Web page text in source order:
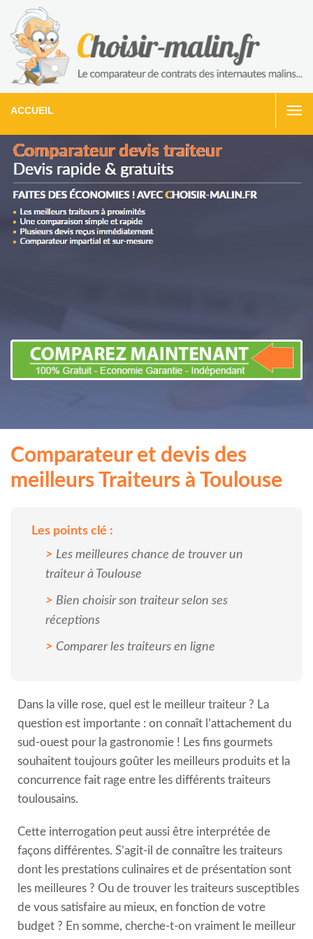
ACCUEIL
Comparateur et devis des
meilleurs Traiteurs à Toulouse
Les points clé :
Les meilleures chance de trouver un
traiteur à Toulouse
Bien choisir son traiteur selon ses
réceptions
Comparer les traiteurs en ligne
Dans la ville rose, quel est le meilleur traiteur ? La
question est importante : on connaît l’attachement du
sud-ouest pour la gastronomie ! Les fins gourmets
souhaitent toujours goûter les meilleurs produits et la
concurrence fait rage entre les différents traiteurs
toulousains.
Cette interrogation peut aussi être interprétée de
façons différentes. S’agit-il de connaître les traiteurs
dont les prestations culinaires et de présentation sont
les meilleures ? Ou de trouver les traiteurs susceptibles
de vous satisfaire au mieux, en fonction de votre
budget ? En somme, cherche-t-on vraiment le meilleur